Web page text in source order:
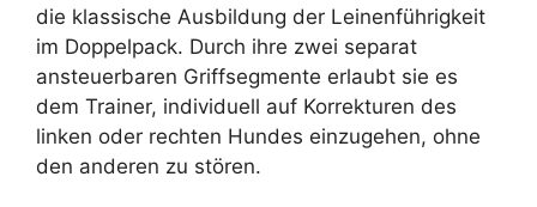
die klassische Ausbildung der Leinenführigkeit
im Doppelpack. Durch ihre zwei separat
ansteuerbaren Griffsegmente erlaubt sie es
dem Trainer, individuell auf Korrekturen des
linken oder rechten Hundes einzugehen, ohne
den anderen zu stören.